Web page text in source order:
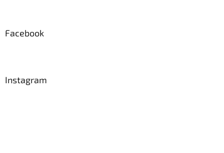
Facebook
Instagram